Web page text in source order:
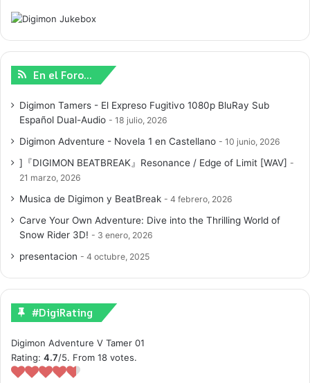
En el Foro…
Digimon Tamers - El Expreso Fugitivo 1080p BluRay Sub
Español Dual-Audio
18 julio, 2026
Digimon Adventure - Novela 1 en Castellano 10 junio, 2026
]『DIGIMON BEATBREAK』Resonance / Edge of Limit [WAV]
21 marzo, 2026
Musica de Digimon y BeatBreak 4 febrero, 2026
Carve Your Own Adventure: Dive into the Thrilling World of
Snow Rider 3D!
3 enero, 2026
presentacion 4 octubre, 2025
#DigiRating
Digimon Adventure V Tamer 01
Rating: 4.7/5. From 18 votes.